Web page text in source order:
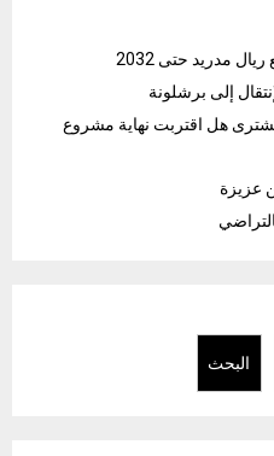
مدريد حتى 2032
إلى برشلونة
هل اقتربت نهاية مشروع
عزيزة
البحث